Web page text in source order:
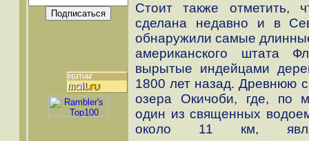
Стоит также отметить,
сделана недавно и в
обнаружили самые
американского штата
вырытые индейцами
1800 лет назад. Древнюю
озера Окичоби, где, по
один из священных
около 11 км,